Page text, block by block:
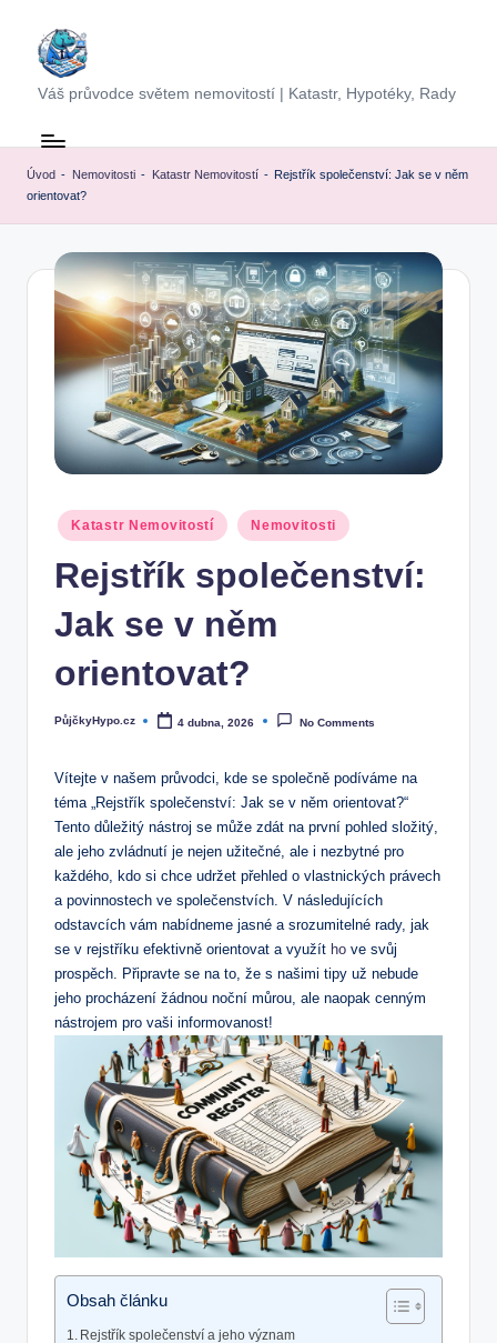
contentVáš průvodce světem nemovitostí | Katastr, Hypotéky, Rady
Úvod - Nemovitosti - Katastr Nemovitostí - Rejstřík společenství: Jak se v něm
orientovat?
PostedKatastr Nemovitostí Nemovitosti
Rejstřík společenství:
Jak se v něm
orientovat?
Posted
PůjčkyHypo.cz 4 dubna, 2026 No Comments
Vítejte v našem průvodci,⁣ kde ⁢se společně podíváme na
téma​ „Rejstřík společenství: Jak ⁣se v něm orientovat?“
Tento důležitý nástroj se může ⁣zdát na první pohled složitý,
ale jeho zvládnutí je nejen užitečné, ale i ⁤nezbytné pro
každého, kdo ‍si chce udržet přehled‌ o‌ vlastnických právech
⁢a povinnostech ve společenstvích. V ⁤následujících
odstavcích vám nabídneme jasné a srozumitelné ​rady, jak
se v rejstříku‌ efektivně orientovat⁣ a ​využít⁣ ho ve svůj
prospěch. Připravte se na to, že s našimi tipy už nebude
jeho procházení žádnou noční ⁣můrou, ale ​naopak‌ cenným
nástrojem pro vaši informovanost!
Obsah článku
Rejstřík společenství⁤ a jeho význam